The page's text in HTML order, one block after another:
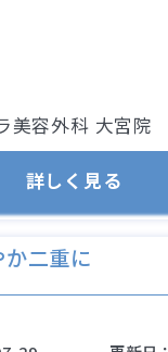
美容外科 大宮院
詳しく見る
二重に